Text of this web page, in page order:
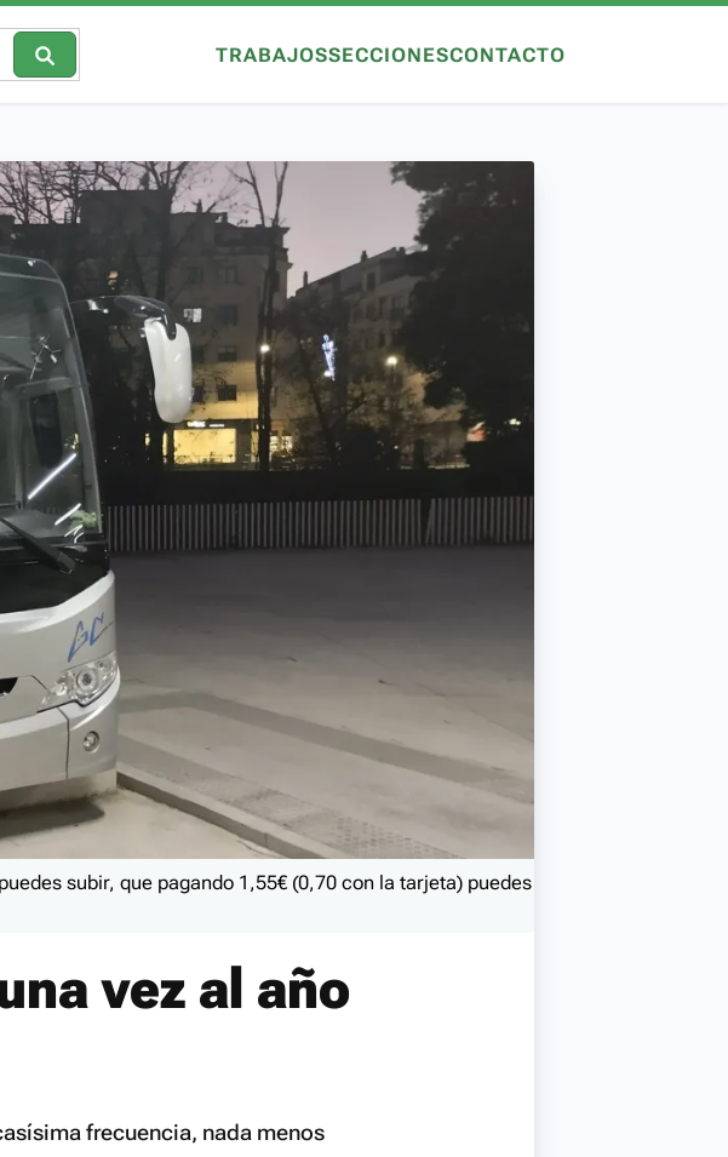
TRABAJOSSECCIONESCONTACTO
subir, que pagando 1,55€ (0,70 con la tarjeta) puedes
vez al año
frecuencia, nada menos